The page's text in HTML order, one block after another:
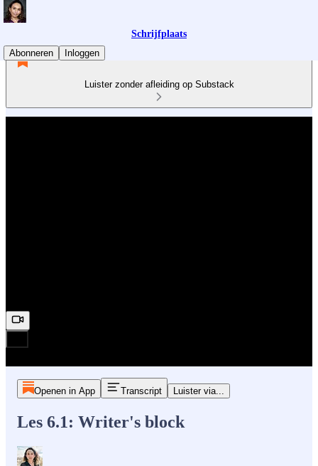
Schrijfplaats
Abonneren
Inloggen
Luister zonder afleiding op Substack
Openen in App Transcript Luister via...
Les 6.1: Writer's block